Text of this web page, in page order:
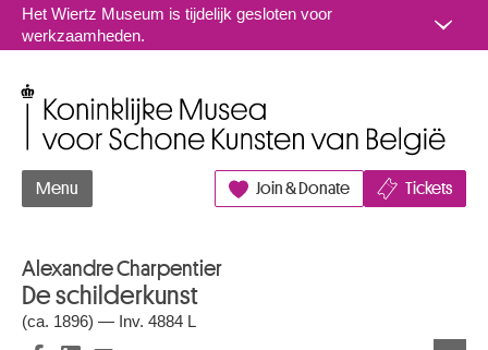
Naar inhoud
Het Wiertz Museum is tijdelijk gesloten voor
werkzaamheden.
Menu Join & Donate Tickets
Alexandre Charpentier
De schilderkunst
(ca. 1896) — Inv. 4884 L